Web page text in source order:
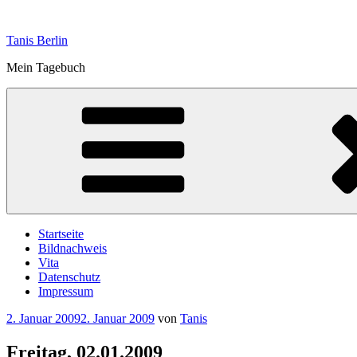
springen
Tanis Berlin
Mein Tagebuch
Startseite
Bildnachweis
Vita
Datenschutz
Impressum
Veröffentlicht
2. Januar 20092. Januar 2009 von Tanis
Freitag, 02.01.2009